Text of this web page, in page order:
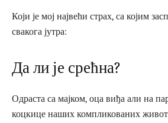
Који је мој највећи страх, са којим
свакога јутра:
Да ли је срећна?
Одраста са мајком, оца виђа али на
коцкице наших компликованих